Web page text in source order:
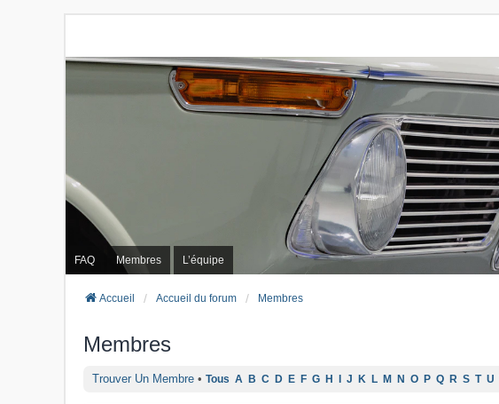
FAQ Membres L’équipe
Accueil Accueil du forum Membres
Membres
Trouver Un Membre • Tous A B C D E F G H J K L M N O P Q R S T U